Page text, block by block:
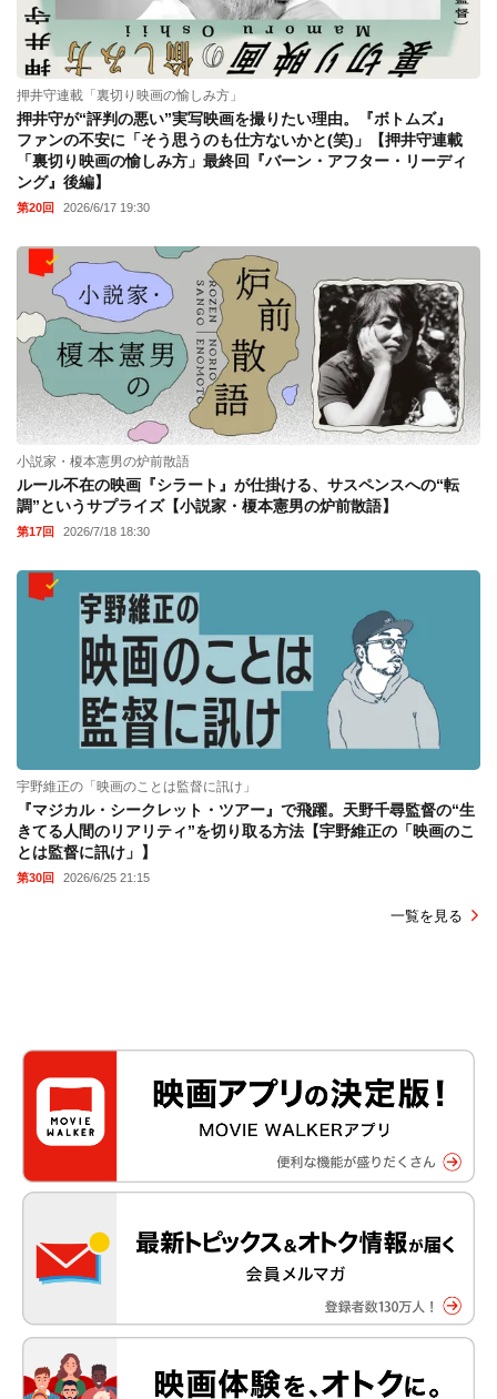
押井守連載「裏切り映画の愉しみ方」
押井守が“評判の悪い”実写映画を撮りたい理由。『ボトムズ』
ファンの不安に「そう思うのも仕方ないかと(笑)」【押井守連載
「裏切り映画の愉しみ方」最終回『バーン・アフター・リーディ
ング』後編】
第20回 2026/6/17 19:30
小説家・榎本憲男の炉前散語
ルール不在の映画『シラート』が仕掛ける、サスペンスへの“転
調”というサプライズ【小説家・榎本憲男の炉前散語】
第17回 2026/7/18 18:30
宇野維正の「映画のことは監督に訊け」
『マジカル・シークレット・ツアー』で飛躍。天野千尋監督の“生
きてる人間のリアリティ”を切り取る方法【宇野維正の「映画のこ
とは監督に訊け」】
第30回 2026/6/25 21:15
一覧を見る